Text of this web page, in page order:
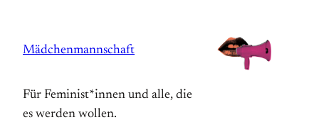
springen
Mädchenmannschaft
Für Feminist*innen und alle, die
es werden wollen.